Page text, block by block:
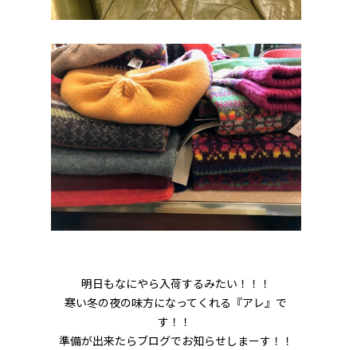
明日もなにやら入荷するみたい！！！
寒い冬の夜の味方になってくれる『アレ』で
す！！
準備が出来たらブログでお知らせしまーす！！